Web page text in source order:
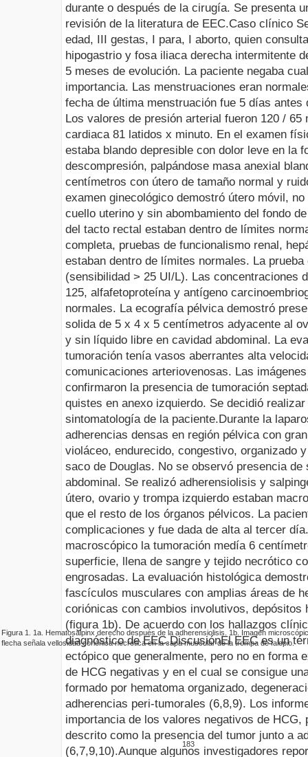
durante o después de la cirugía. Se presenta
revisión de la literatura de EEC.Caso clínico
edad, III gestas, I para, I aborto, quien
hipogastrio y fosa iliaca derecha intermitente
5 meses de evolución. La paciente negaba
importancia. Las menstruaciones eran
fecha de última menstruación fue 5 días
Los valores de presión arterial fueron 120 / 65
cardiaca 81 latidos x minuto. En el examen
estaba blando depresible con dolor leve en la
descompresión, palpándose masa anexial
centímetros con útero de tamaño normal y
examen ginecológico demostró útero móvil,
cuello uterino y sin abombamiento del fondo
del tacto rectal estaban dentro de límites
completa, pruebas de funcionalismo renal,
estaban dentro de límites normales. La
(sensibilidad > 25 UI/L). Las concentraciones
125, alfafetoproteína y antígeno
normales. La ecografía pélvica demostró
solida de 5 x 4 x 5 centímetros adyacente al
y sin líquido libre en cavidad abdominal. La
tumoración tenía vasos aberrantes alta
comunicaciones arteriovenosas. Las
confirmaron la presencia de tumoración
quistes en anexo izquierdo. Se decidió
sintomatología de la paciente.Durante la
adherencias densas en región pélvica con
violáceo, endurecido, congestivo, organizado
saco de Douglas. No se observó presencia
abdominal. Se realizó adherensiolisis y
útero, ovario y trompa izquierdo estaban
que el resto de los órganos pélvicos. La
complicaciones y fue dada de alta al tercer día.
183
macroscópico la tumoración medía 6
superficie, llena de sangre y tejido necrótico
engrosadas. La evaluación histológica
fascículos musculares con amplias áreas de
coriónicas con cambios involutivos, depósitos
(figura 1b). De acuerdo con los hallazgos
diagnóstico de EEC.
Figura 1 1a. Hematosalpinx derecho después de la adherensiolisis 1b. Imagen
flecha señala vellosidad coriónica necrótica en la capa muscular de la trompa de falopio.
DiscusiónEl EEC es un
ectópico que generalmente, pero no en forma
de HCG negativas y en el cual se consigue
formado por hematoma organizado,
adherencias peri-tumorales (6,8,9). Los
importancia de los valores negativos de HCG,
descrito como la presencia del tumor junto a
(6,7,9,10).Aunque algunos investigadores